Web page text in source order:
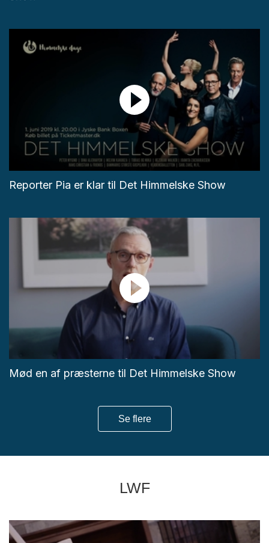
Reporter Pia er klar til Det Himmelske Show
Mød en af præsterne til Det Himmelske Show
Se flere
LWF